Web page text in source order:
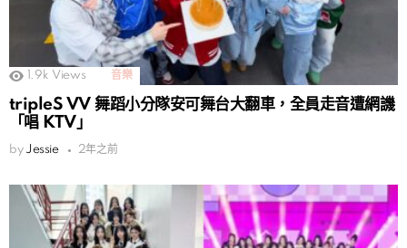
1.9k Views 音樂
tripleS VV 舞蹈小分隊安可舞台大翻車，全員走音遭網譏
「唱 KTV」
by Jessie 2年之前